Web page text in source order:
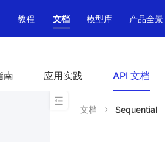
教程 文档 模型库 产品全景
南 应用实践 API 文档
文档 Sequential